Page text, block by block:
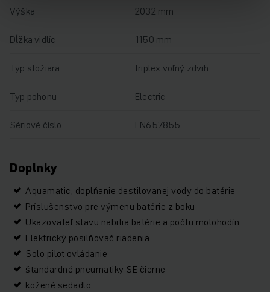
Výška 2032 mm
Dĺžka vidlíc 1150 mm
Typ stožiara triplex voľný zdvih
Typ pohonu Electric
Sériové číslo FN657855
Doplnky
Aquamatic, doplňanie destilovanej vody do batérie
Príslušenstvo pre výmenu batérie z boku
Ukazovateľ stavu nabitia batérie a počtu motohodín
Elektrický posilňovač riadenia
Solo pilot ovládanie
štandardné pneumatiky SE čierne
kožené sedadlo